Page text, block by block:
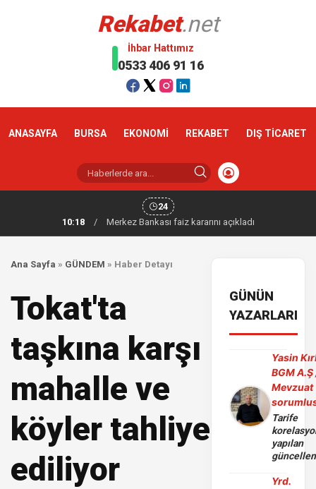
Rekabet.net
İhbar Hattımız
0533 406 91 16
ANASAYFA BURSA EKONOMİ REKABET DIŞ TİCARET
24
10:18
/ Merkez Bankası faiz kararını açıkladı
Ana Sayfa » GÜNDEM » Haber Detayı
Tokat'ta
taşkına karşı
mahalle ve
köyler tahliye
ediliyor
GÜNÜN
YAZARLARI
Yasin
BGM A.Ş
Mevzuat
Tarife
yapılan
Yrd.